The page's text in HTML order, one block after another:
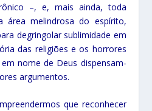
–, e, mais ainda, toda
área melindrosa do espírito,
degringolar sublimidade em
das religiões e os horrores
nome de Deus dispensam-
argumentos.
que reconhecer